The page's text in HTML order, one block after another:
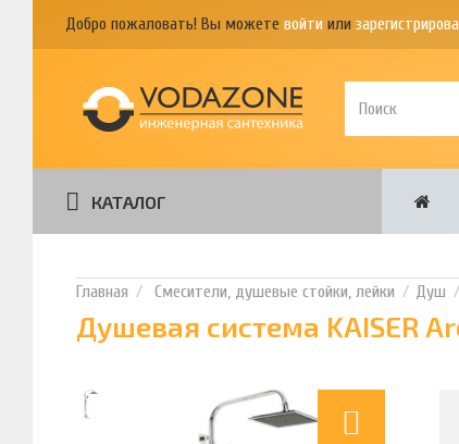
Добро пожаловать! Вы можете войти или
КАТАЛОГ
Смесители, душевые стойки, лейки Душ
Душевая система KAISER